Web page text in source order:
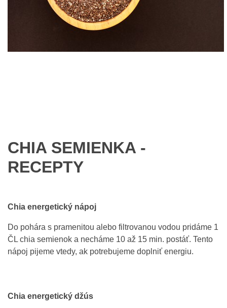
CHIA SEMIENKA -
RECEPTY
Chia energetický nápoj
Do pohára s pramenitou alebo filtrovanou vodou pridáme 1
ČL chia semienok a necháme 10 až 15 min. postáť. Tento
nápoj pijeme vtedy, ak potrebujeme doplniť energiu.
Chia energetický džús